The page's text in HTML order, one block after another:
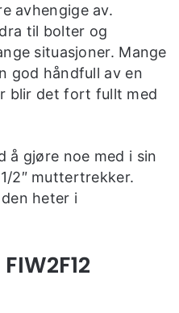
avhengige av.
til bolter og
situasjoner. Mange
god håndfull av en
blir det fort fullt med
å gjøre noe med i sin
2″ muttertrekker.
heter i